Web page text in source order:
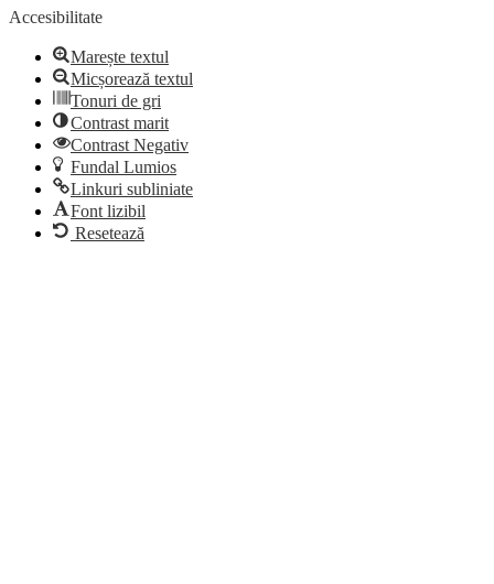
Accesibilitate
Marește textul
Micșorează textul
Tonuri de gri
Contrast marit
Contrast Negativ
Fundal Lumios
Linkuri subliniate
Font lizibil
Resetează